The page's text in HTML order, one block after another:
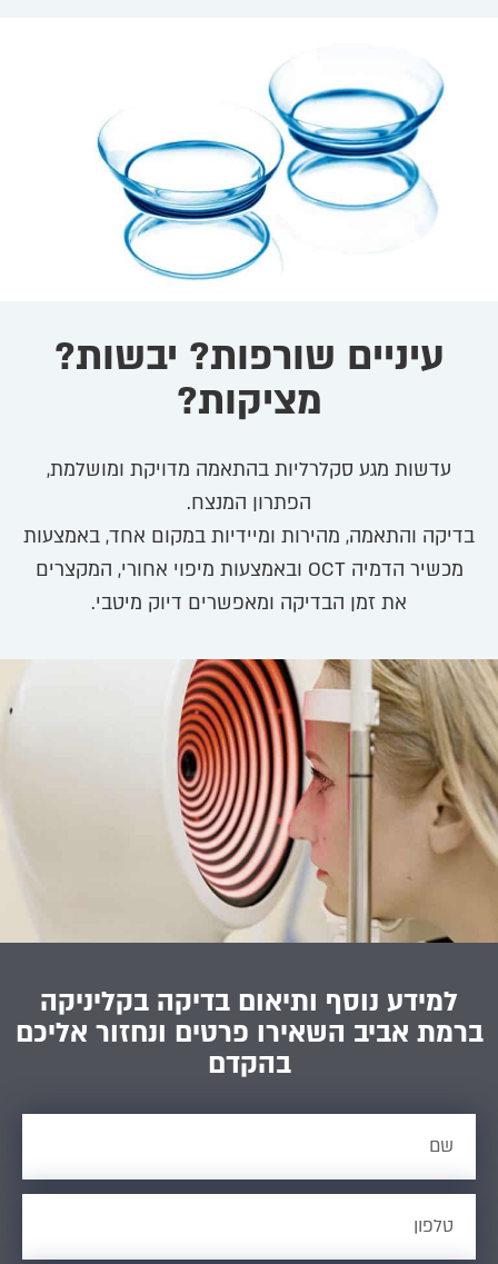
עיניים שורפות? יבשות?
מציקות?
עדשות מגע סקלרליות בהתאמה מדויקת ומושלמת,
הפתרון המנצח.
בדיקה והתאמה, מהירות ומיידיות במקום אחד, באמצעות
מכשיר הדמיה OCT ובאמצעות מיפוי אחורי, המקצרים
את זמן הבדיקה ומאפשרים דיוק מיטבי.
למידע נוסף ותיאום בדיקה בקליניקה
ברמת אביב השאירו פרטים ונחזור אליכם
בהקדם